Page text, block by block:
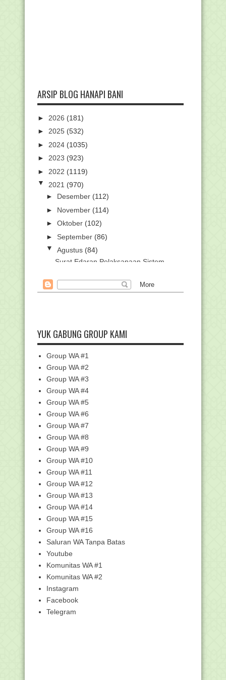
ARSIP BLOG HANAPI BANI
► 2026 (181)
► 2025 (532)
► 2024 (1035)
► 2023 (923)
► 2022 (1119)
▼ 2021 (970)
► Desember (112)
► November (114)
► Oktober (102)
► September (86)
▼ Agustus (84)
Surat Edaran Pelaksanaan Sistem
Kemenag Gandeng BPKP, Review
8.605 Guru PAI Peneri...
Penutupan Rumah Ibadah
Aplikasi LPJ BOS Madrasah Terbaru
2021 Format Excel
Pengurusan Izin Operasional Madrasah
Kini Sepenuhn...
Jadwal Pelaksanaan ANBK Jenjang
SMA/MA Tahun 2021
Jadwal Pelaksanaan ANBK Jenjang
SMP/MTs Tahun 2021
Jadwal Pelaksanaan ANBK Jenjang
SD/MI Tahun 2021
Jadwal Pelaksanaan ANBK Jenjang
SMK/MAK Tahun 2021
52% Guru RA dan Madrasah Sudah
Divaksin
Sediakan 6,9M Rupiah, Ini Syarat
Masjid/Musala Dap...
JANGAN GAMPANG MENUDUH
SYIRIK.....
Insentif Guru Madrasah Bukan PNS
Bakal Cair Septe...
Cara Isi Riwayat Pendidikan di MySAPK
Sains Madrasah Tingk...
SMK/MAK
YUK GABUNG GROUP KAMI
Group WA #1
Group WA #2
Group WA #3
Group WA #4
Group WA #5
Group WA #6
Group WA #7
Group WA #8
Group WA #9
Group WA #10
Group WA #11
Group WA #12
Group WA #13
Group WA #14
Group WA #15
Group WA #16
Saluran WA Tanpa Batas
Youtube
Komunitas WA #1
Komunitas WA #2
Instagram
Facebook
Telegram